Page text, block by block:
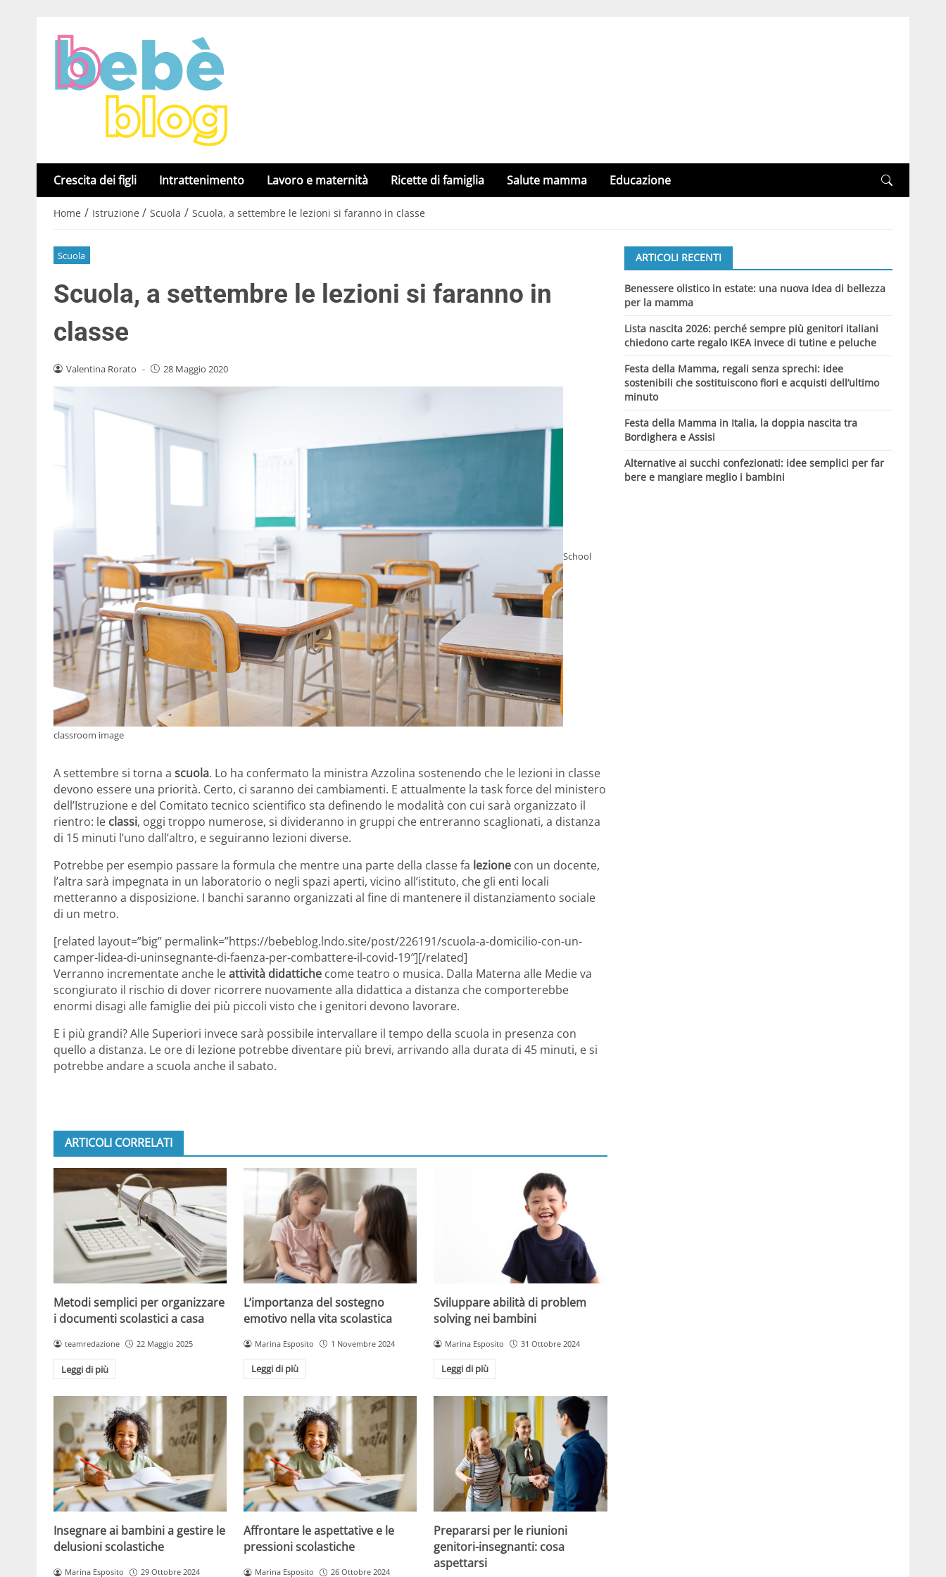
Crescita dei figli Intrattenimento Lavoro e maternità Ricette di famiglia Salute mamma Educazione
Home / Istruzione / Scuola / Scuola, a settembre le lezioni si faranno in classe
Scuola
Scuola, a settembre le lezioni si faranno in
classe
Valentina Rorato - 28 Maggio 2020
School
classroom image
A settembre si torna a scuola. Lo ha confermato la ministra Azzolina sostenendo che le lezioni in classe
devono essere una priorità. Certo, ci saranno dei cambiamenti. E attualmente la task force del ministero
dell’Istruzione e del Comitato tecnico scientifico sta definendo le modalità con cui sarà organizzato il
rientro: le classi, oggi troppo numerose, si divideranno in gruppi che entreranno scaglionati, a distanza
di 15 minuti l’uno dall’altro, e seguiranno lezioni diverse.
Potrebbe per esempio passare la formula che mentre una parte della classe fa lezione con un docente,
l’altra sarà impegnata in un laboratorio o negli spazi aperti, vicino all’istituto, che gli enti locali
metteranno a disposizione. I banchi saranno organizzati al fine di mantenere il distanziamento sociale
di un metro.
[related layout=”big” permalink=”https://bebeblog.lndo.site/post/226191/scuola-a-domicilio-con-un-
camper-lidea-di-uninsegnante-di-faenza-per-combattere-il-covid-19″][/related]
Verranno incrementate anche leattività didattiche come teatro o musica. Dalla Materna alle Medie va
scongiurato il rischio di dover ricorrere nuovamente alla didattica a distanza che comporterebbe
enormi disagi alle famiglie dei più piccoli visto che i genitori devono lavorare.
E i più grandi? Alle Superiori invece sarà possibile intervallare il tempo della scuola in presenza con
quello a distanza. Le ore di lezione potrebbe diventare più brevi, arrivando alla durata di 45 minuti, e si
potrebbe andare a scuola anche il sabato.
ARTICOLI CORRELATI
Metodi semplici per organizzare
i documenti scolastici a casa
teamredazione 22 Maggio 2025
Leggi di più
L’importanza del sostegno
emotivo nella vita scolastica
Marina Esposito 1 Novembre 2024
Leggi di più
Sviluppare abilità di problem
solving nei bambini
Marina Esposito 31 Ottobre 2024
Leggi di più
Insegnare ai bambini a gestire le
delusioni scolastiche
Marina Esposito 29 Ottobre 2024
Affrontare le aspettative e le
pressioni scolastiche
Marina Esposito 26 Ottobre 2024
Prepararsi per le riunioni
genitori-insegnanti: cosa
aspettarsi
ARTICOLI RECENTI
Benessere olistico in estate: una nuova idea di bellezza
per la mamma
Lista nascita 2026: perché sempre più genitori italiani
chiedono carte regalo IKEA invece di tutine e peluche
Festa della Mamma, regali senza sprechi: idee
sostenibili che sostituiscono fiori e acquisti dell’ultimo
minuto
Festa della Mamma in Italia, la doppia nascita tra
Bordighera e Assisi
Alternative ai succhi confezionati: idee semplici per far
bere e mangiare meglio i bambini